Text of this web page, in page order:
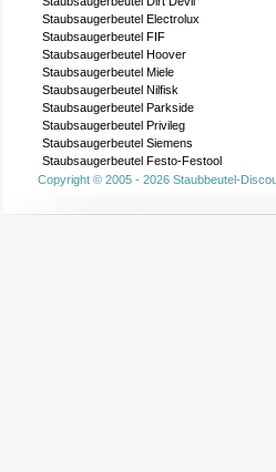
Staubsaugerbeutel Electrolux
Staubsaugerbeutel FIF
Staubsaugerbeutel Hoover
Staubsaugerbeutel Miele
Staubsaugerbeutel Nilfisk
Staubsaugerbeutel Parkside
Staubsaugerbeutel Privileg
Staubsaugerbeutel Siemens
Staubsaugerbeutel Festo-Festool
Copyright © 2005 - 2026 Staubbeutel-